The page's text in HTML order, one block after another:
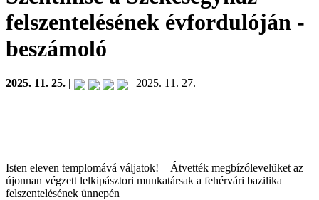
felszentelésének évfordulóján -
beszámoló
2025. 11. 25. | | 2025. 11. 27.
Isten eleven templomává váljatok! – Átvették megbízólevelüket az
újonnan végzett lelkipásztori munkatársak a fehérvári bazilika
felszentelésének ünnepén